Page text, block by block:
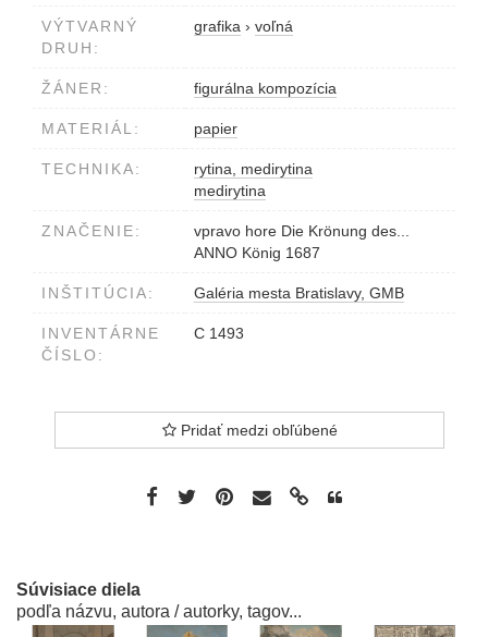
VÝTVARNÝ
DRUH:
grafika › voľná
ŽÁNER: figurálna kompozícia
MATERIÁL: papier
TECHNIKA:
rytina, medirytina
medirytina
ZNAČENIE:
vpravo hore Die Krönung des...
ANNO König 1687
INŠTITÚCIA: Galéria mesta Bratislavy, GMB
INVENTÁRNE
ČÍSLO:
C 1493
Pridať medzi obľúbené
Súvisiace diela
podľa názvu, autora / autorky, tagov...